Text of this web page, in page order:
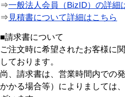
⇒一般法人会員（BizID）の詳細
⇒ 見積書について詳細はこちら
■請求書について
ご注文時に希望されたお客様に
しております。
尚、請求書は、営業時間内での
かかる場合等）によりましては